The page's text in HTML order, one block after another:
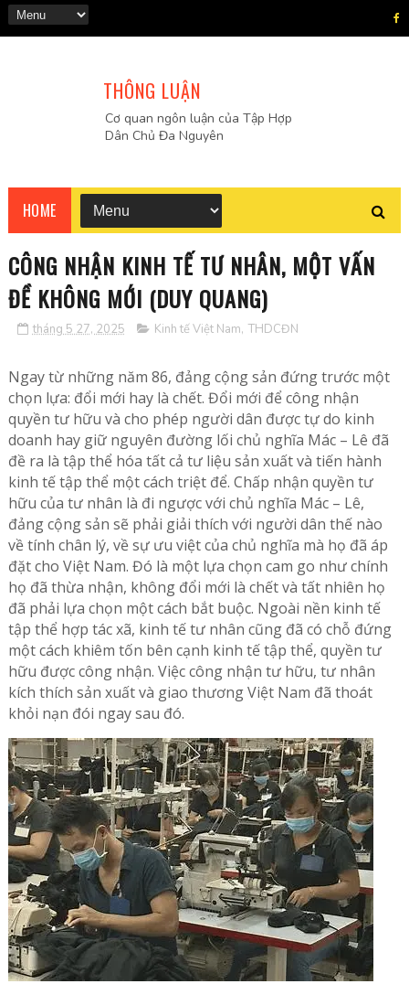
THÔNG LUẬN
Cơ quan ngôn luận của Tập Hợp
Dân Chủ Đa Nguyên
HOME
CÔNG NHẬN KINH TẾ TƯ NHÂN, MỘT VẤN
ĐỀ KHÔNG MỚI (DUY QUANG)
tháng 5 27, 2025 Kinh tế Việt Nam, THDCĐN
Ngay từ những năm 86, đảng cộng sản đứng trước một
chọn lựa: đổi mới hay là chết. Đổi mới để công nhận
quyền tư hữu và cho phép người dân được tự do kinh
doanh hay giữ nguyên đường lối chủ nghĩa Mác – Lê đã
đề ra là tập thể hóa tất cả tư liệu sản xuất và tiến hành
kinh tế tập thể một cách triệt để. Chấp nhận quyền tư
hữu của tư nhân là đi ngược với chủ nghĩa Mác – Lê,
đảng cộng sản sẽ phải giải thích với người dân thế nào
về tính chân lý, về sự ưu việt của chủ nghĩa mà họ đã áp
đặt cho Việt Nam. Đó là một lựa chọn cam go như chính
họ đã thừa nhận, không đổi mới là chết và tất nhiên họ
đã phải lựa chọn một cách bắt buộc. Ngoài nền kinh tế
tập thể hợp tác xã, kinh tế tư nhân cũng đã có chỗ đứng
một cách khiêm tốn bên cạnh kinh tế tập thể, quyền tư
hữu được công nhận. Việc công nhận tư hữu, tư nhân
kích thích sản xuất và giao thương Việt Nam đã thoát
khỏi nạn đói ngay sau đó.